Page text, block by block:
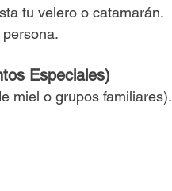
tu velero o catamarán.
Especiales)
miel o grupos familiares).